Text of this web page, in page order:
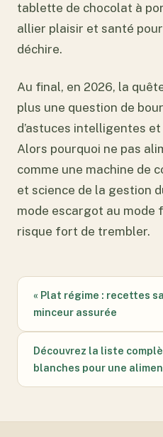
tablette de chocolat à
allier plaisir et santé
déchire.
Au final, en 2026, la
plus une question de
d’astuces intelligentes
Alors pourquoi ne pas
comme une machine de
et science de la gestion
mode escargot au mode
risque fort de trembler.
« Plat régime : recettes
minceur assurée
Découvrez la liste
blanches pour une